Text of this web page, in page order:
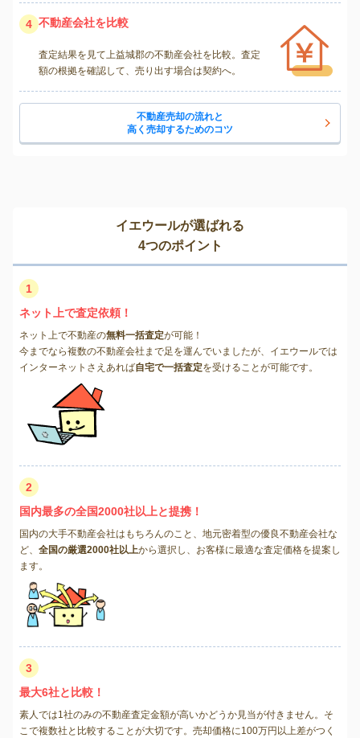
4 不動産会社を比較
査定結果を見て上益城郡の不動産会社を比較。査定
額の根拠を確認して、売り出す場合は契約へ。
不動産売却の流れと
高く売却するためのコツ
イエウールが選ばれる
4つのポイント
1
ネット上で査定依頼！
ネット上で不動産の無料一括査定が可能！
今までなら複数の不動産会社まで足を運んでいましたが、イエウールでは
インターネットさえあれば自宅で一括査定を受けることが可能です。
2
国内最多の全国2000社以上と提携！
国内の大手不動産会社はもちろんのこと、地元密着型の優良不動産会社な
ど、 全国の厳選2000社以上から選択し、お客様に最適な査定価格を提案し
ます。
3
最大6社と比較！
素人では1社のみの不動産査定金額が高いかどうか見当が付きません。そ
こで複数社と比較することが大切です。売却価格に100万円以上差がつく